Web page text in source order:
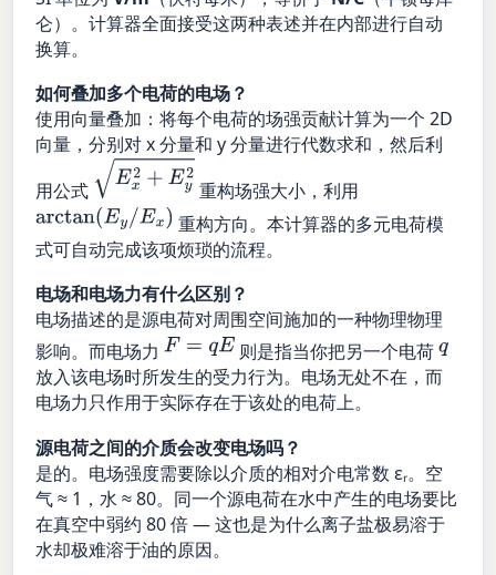
仑）。计算器全面接受这两种表述并在内部进行自动
换算。
如何叠加多个电荷的电场？
使用向量叠加：将每个电荷的场强贡献计算为一个 2D
向量，分别对 x 分量和 y 分量进行代数求和，然后利
用公式
x2+E y2
重构场强大小，利用
arctan(Ey/Ex)
重构方向。本计算器的多元电荷模
式可自动完成该项烦琐的流程。
电场和电场力有什么区别？
电场描述的是源电荷对周围空间施加的一种物理物理
影响。而电场力F= qE 则是指当你把另一个电荷q
放入该电场时所发生的受力行为。电场无处不在，而
电场力只作用于实际存在于该处的电荷上。
源电荷之间的介质会改变电场吗？
是的。电场强度需要除以介质的相对介电常数 εᵣ。空
气 ≈ 1，水 ≈ 80。同一个源电荷在水中产生的电场要比
在真空中弱约 80 倍 — 这也是为什么离子盐极易溶于
水却极难溶于油的原因。